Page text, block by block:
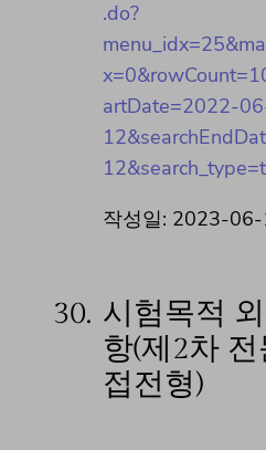
.do?
artDate=2022-
작성일: 2023-
30. 시험목적
항(제2차
접전형)